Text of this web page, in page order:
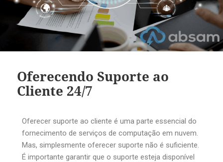
Oferecendo Suporte ao
Cliente 24/7
Oferecer suporte ao cliente é uma parte essencial do
fornecimento de serviços de computação em nuvem.
Mas, simplesmente oferecer suporte não é suficiente.
É importante garantir que o suporte esteja disponível